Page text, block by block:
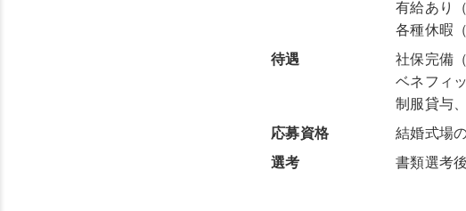
有給あり
各種休暇
待遇
社保完備
ベネフィ
制服貸与
応募資格
結婚式場
選考
書類選考